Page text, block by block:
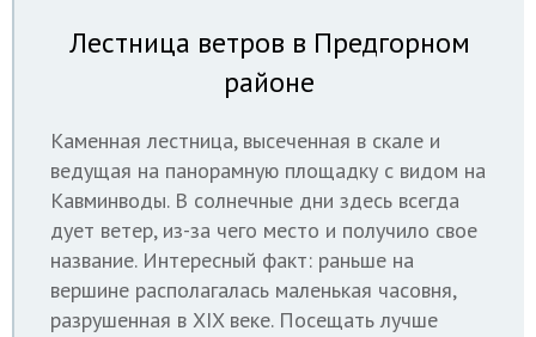
Лестница ветров в Предгорном
районе
Каменная лестница, высеченная в скале и
ведущая на панорамную площадку с видом на
Кавминводы. В солнечные дни здесь всегда
дует ветер, из-за чего место и получило свое
название. Интересный факт: раньше на
вершине располагалась маленькая часовня,
разрушенная в XIX веке. Посещать лучше